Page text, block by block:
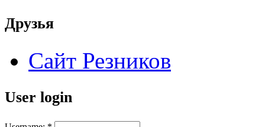
Друзья
Сайт Резников
User login